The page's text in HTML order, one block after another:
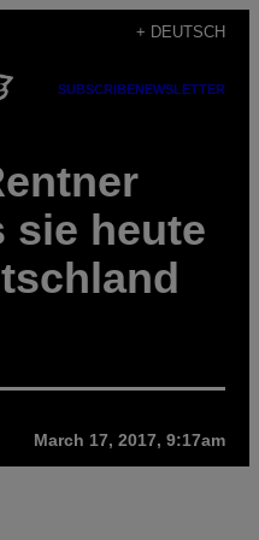
+ DEUTSCH
SUBSCRIBENEWSLETTER
sie heute
March 17, 2017, 9:17am